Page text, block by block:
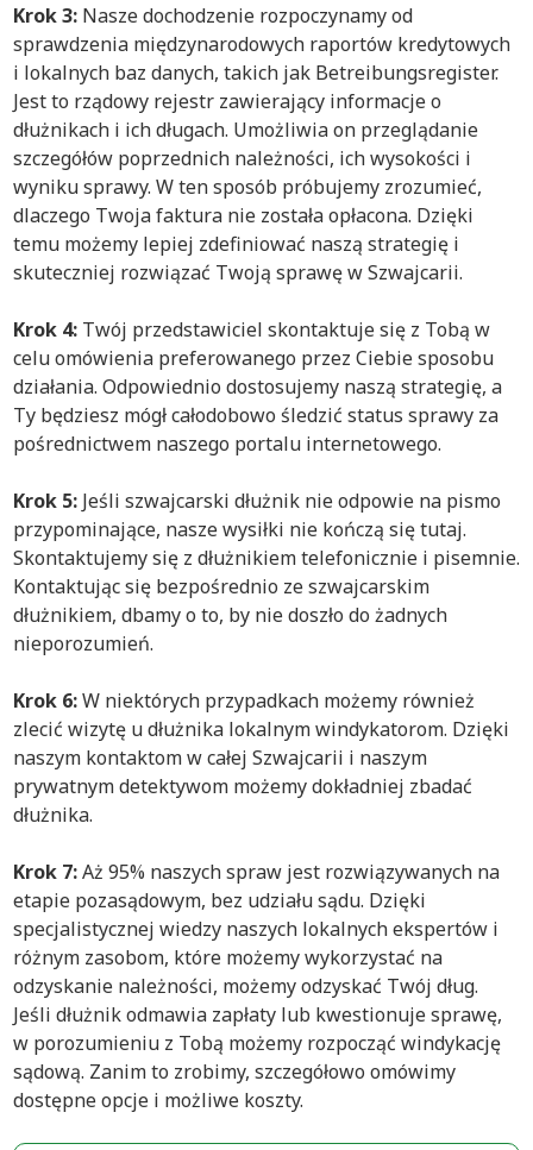
Krok 3: Nasze dochodzenie rozpoczynamy od
sprawdzenia międzynarodowych raportów kredytowych
i lokalnych baz danych, takich jak Betreibungsregister.
Jest to rządowy rejestr zawierający informacje o
dłużnikach i ich długach. Umożliwia on przeglądanie
szczegółów poprzednich należności, ich wysokości i
wyniku sprawy. W ten sposób próbujemy zrozumieć,
dlaczego Twoja faktura nie została opłacona. Dzięki
temu możemy lepiej zdefiniować naszą strategię i
skuteczniej rozwiązać Twoją sprawę w Szwajcarii.
Krok 4: Twój przedstawiciel skontaktuje się z Tobą w
celu omówienia preferowanego przez Ciebie sposobu
działania. Odpowiednio dostosujemy naszą strategię, a
Ty będziesz mógł całodobowo śledzić status sprawy za
pośrednictwem naszego portalu internetowego.
Krok 5: Jeśli szwajcarski dłużnik nie odpowie na pismo
przypominające, nasze wysiłki nie kończą się tutaj.
Skontaktujemy się z dłużnikiem telefonicznie i pisemnie.
Kontaktując się bezpośrednio ze szwajcarskim
dłużnikiem, dbamy o to, by nie doszło do żadnych
nieporozumień.
Krok 6:W niektórych przypadkach możemy również
zlecić wizytę u dłużnika lokalnym windykatorom. Dzięki
naszym kontaktom w całej Szwajcarii i naszym
prywatnym detektywom możemy dokładniej zbadać
dłużnika.
Krok 7:Aż 95% naszych spraw jest rozwiązywanych na
etapie pozasądowym, bez udziału sądu. Dzięki
specjalistycznej wiedzy naszych lokalnych ekspertów i
różnym zasobom, które możemy wykorzystać na
odzyskanie należności, możemy odzyskać Twój dług.
Jeśli dłużnik odmawia zapłaty lub kwestionuje sprawę,
w porozumieniu z Tobą możemy rozpocząć windykację
sądową. Zanim to zrobimy, szczegółowo omówimy
dostępne opcje i możliwe koszty.